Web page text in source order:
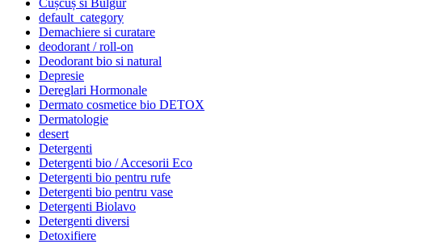
default_category
Demachiere si curatare
deodorant / roll-on
Deodorant bio si natural
Depresie
Dereglari Hormonale
Dermato cosmetice bio DETOX
Dermatologie
desert
Detergenti
Detergenti bio / Accesorii Eco
Detergenti bio pentru rufe
Detergenti bio pentru vase
Detergenti Biolavo
Detergenti diversi
Detoxifiere